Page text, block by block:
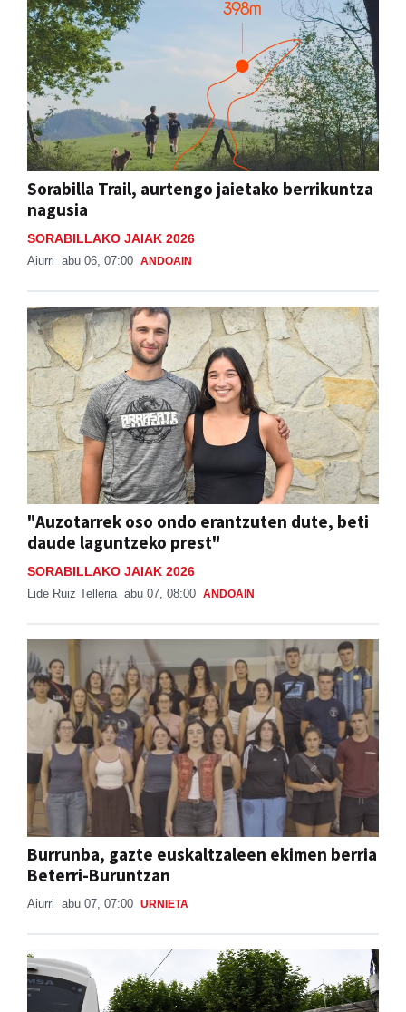
Sorabilla Trail, aurtengo jaietako berrikuntza
nagusia
SORABILLAKO JAIAK 2026
Aiurri abu 06, 07:00 ANDOAIN
"Auzotarrek oso ondo erantzuten dute, beti
daude laguntzeko prest"
SORABILLAKO JAIAK 2026
Lide Ruiz Telleria abu 07, 08:00 ANDOAIN
Burrunba, gazte euskaltzaleen ekimen berria
Beterri-Buruntzan
Aiurri abu 07, 07:00 URNIETA